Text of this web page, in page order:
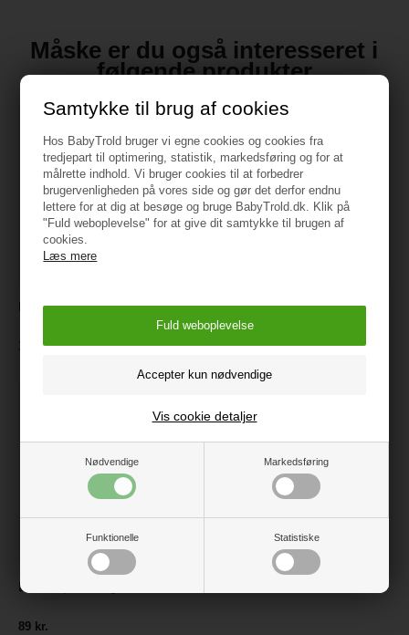
Samtykke til brug af cookies
Hos BabyTrold bruger vi egne cookies og cookies fra
tredjepart til optimering, statistik, markedsføring og for at
målrette indhold. Vi bruger cookies til at forbedrer
brugervenligheden på vores side og gør det derfor endnu
lettere for at dig at besøge og bruge BabyTrold.dk. Klik på
"Fuld weboplevelse" for at give dit samtykke til brugen af
cookies.
Læs mere
Nødvendige Markedsføring
Funktionelle Statistiske
Vis cookie detaljer
Måske er du også interesseret i
følgende produkter
Erzi Honning
39 kr.
Erzi Jordbær Marmelade
39 kr.
Erzi Tropisk Frugtkurv
89 kr.